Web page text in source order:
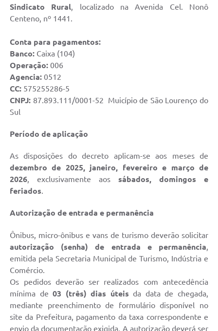
Sindicato Rural, localizado na Avenida Cel. Nonô
Centeno, nº 1441.
Conta para pagamentos:
Banco: Caixa (104)
Operação: 006
Agencia: 0512
CC: 575255286-5
CNPJ: 87.893.111/0001-52 Muicípio de São Lourenço do
Sul
Período de aplicação
As disposições do decreto aplicam-se aos meses de
dezembro de 2025, janeiro, fevereiro e março de
2026, exclusivamente aos sábados, domingos e
feriados.
Autorização de entrada e permanência
Ônibus, micro-ônibus e vans de turismo deverão solicitar
autorização (senha) de entrada e permanência,
emitida pela Secretaria Municipal de Turismo, Indústria e
Comércio.
Os pedidos deverão ser realizados com antecedência
mínima de03 (três) dias úteis da data de chegada,
mediante preenchimento de formulário disponível no
site da Prefeitura, pagamento da taxa correspondente e
envio da documentação exigida. A autorização deverá ser